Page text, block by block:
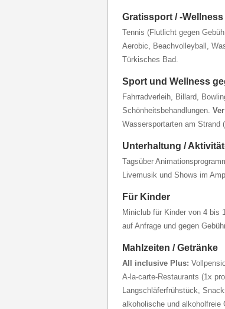
Gratissport / -Wellness
Tennis (Flutlicht gegen
Aerobic, Beachvolleyball,
Türkisches Bad.
Sport und Wellness
Fahrradverleih, Billard,
Schönheitsbehandlungen.
Wassersportarten am Strand
Unterhaltung /
Tagsüber
Livemusik und Shows im
Für Kinder
Miniclub für Kinder von 4 bis
auf Anfrage und gegen
Mahlzeiten / Getränke
All inclusive Plus:
A-la-carte-Restaurants (1x
Langschläferfrühstück,
alkoholische und alkoholfreie